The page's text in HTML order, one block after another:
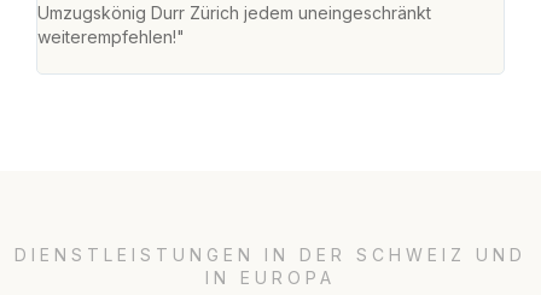
Umzugskönig Durr Zürich jedem uneingeschränkt
weiterempfehlen!"
DIENSTLEISTUNGEN IN DER SCHWEIZ UND
IN EUROPA